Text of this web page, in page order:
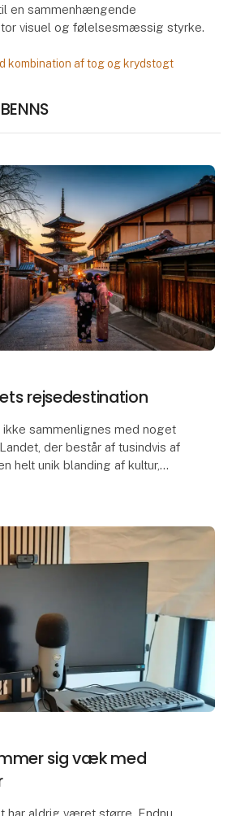
en sammenhængende
visuel og følelsesmæssig styrke.
kombination af tog og krydstogt
rejsedestination
ikke sammenlignes med noget
der består af tusindvis af
helt unik blanding af kultur,
sig væk med
har aldrig været større. Endnu